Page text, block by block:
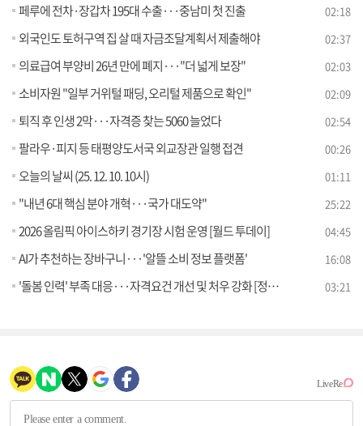
페루에 전차·장갑차 195대 수출···중남미 첫 진출 02:18
외국인도 토허구역 집 살 때 자금조달계획서 제출해야 02:37
의료급여 부양비 26년 만에 폐지···"더 넓게 보장" 02:03
소비자원 "일부 거위털 패딩, 오리털 제품으로 확인" 02:09
퇴직 후 인생 2막···자격증 찾는 5060 늘었다 02:54
팔라우·피지 등 태평양도서국 외교장관 일행 접견 00:26
오늘의 날씨 (25. 12. 10. 10시) 01:11
"내년 6대 핵심 분야 개혁···국가 대도약" 25:22
2026 올림픽 아이스하키 경기장 시험 운영 [월드 투데이] 04:45
AI가 추천하는 장바구니···'알뜰 소비 정보 플랫폼' 16:08
'돌봄 인력' 부족 대응···자격요건 개선 및 처우 강화 [정책 바로보기] 03:21